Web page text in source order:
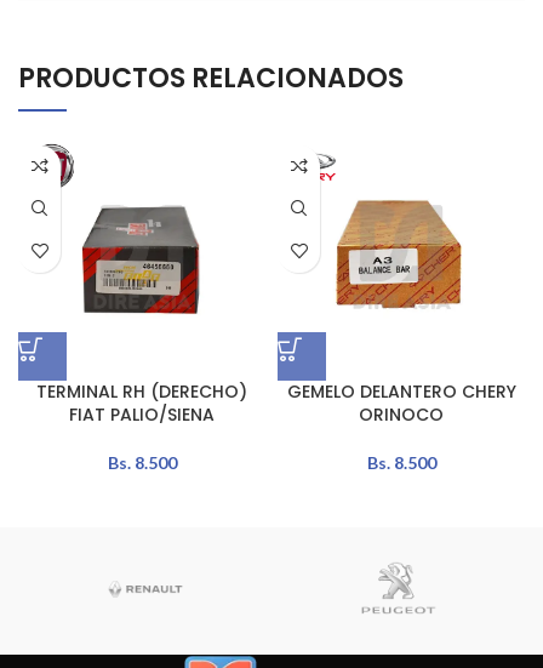
PRODUCTOS RELACIONADOS
TERMINAL RH (DERECHO)
FIAT PALIO/SIENA
Bs.8.500
GEMELO DELANTERO CHERY
ORINOCO
Bs.8.500